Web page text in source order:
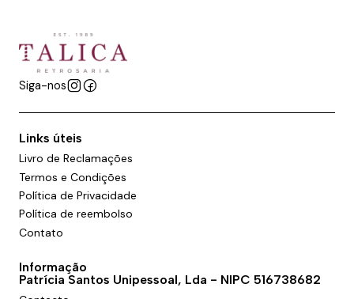
Siga-nos
Links úteis
Livro de Reclamações
Termos e Condições
Política de Privacidade
Política de reembolso
Contato
Informação
Patrícia Santos Unipessoal, Lda - NIPC 516738682